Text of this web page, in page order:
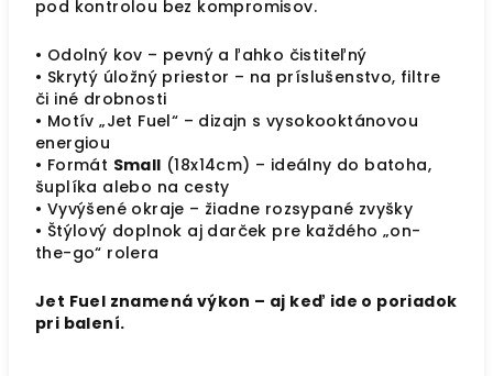
pod kontrolou bez kompromisov.
• Odolný kov – pevný a ľahko čistiteľný
• Skrytý úložný priestor – na príslušenstvo, filtre
či iné drobnosti
• Motív „Jet Fuel“ – dizajn s vysokooktánovou
energiou
• Formát Small (18x14cm) – ideálny do batoha,
šuplíka alebo na cesty
• Vyvýšené okraje – žiadne rozsypané zvyšky
• Štýlový doplnok aj darček pre každého „on-
the-go“ rolera
Jet Fuel znamená výkon – aj keď ide o poriadok
pri balení.